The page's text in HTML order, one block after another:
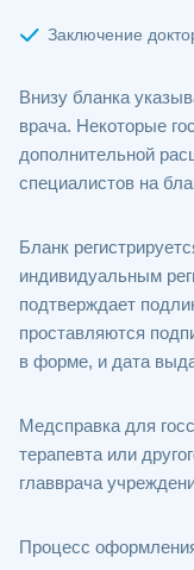
Заключение
Внизу бланка
врача. Некоторые
дополнительной
специалистов на
Бланк
индивидуальным
подтверждает
проставляются
в форме, и дата
Медсправка для
терапевта или
главврача
Процесс